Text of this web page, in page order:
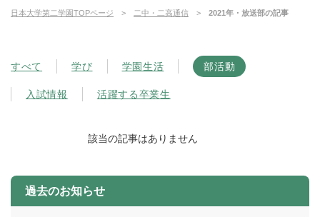
日本大学第二学園TOPページ 二中・二高通信 2021年・放送部の記事
すべて 学び 学園生活 部活動
入試情報 活躍する卒業生
該当の記事はありません
過去のお知らせ